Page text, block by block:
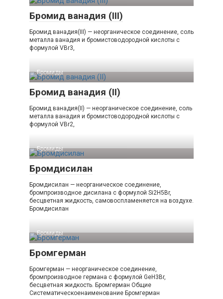
Бромид ванадия (III)
Бромид ванадия(III) — неорганическое соединение, соль
металла ванадия и бромистоводородной кислоты с
формулой VBr3,
Бромиды‎
Бромид ванадия (II)
Бромид ванадия(II) — неорганическое соединение, соль
металла ванадия и бромистоводородной кислоты с
формулой VBr2,
Бромиды‎
Бромдисилан
Бромдисилан — неорганическое соединение,
бромпроизводное дисилана с формулой Si2H5Br,
бесцветная жидкость, самовоспламеняется на воздухе.
Бромдисилан
Бромиды‎
Бромгерман
Бромгерман — неорганическое соединение,
бромпроизводное германа с формулой GeH3Br,
бесцветная жидкость. Бромгерман Общие
Систематическоенаименование Бромгерман